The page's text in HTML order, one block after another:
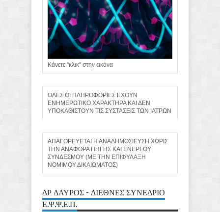
Κάνετε "κλικ" στην εικόνα
ΟΛΕΣ ΟΙ ΠΛΗΡΟΦΟΡΙΕΣ ΕΧΟΥΝ
ΕΝΗΜΕΡΩΤΙΚΟ ΧΑΡΑΚΤΗΡΑ ΚΑΙ ΔΕΝ
ΥΠΟΚΑΘΙΣΤΟΥΝ ΤΙΣ ΣΥΣΤΑΣΕΙΣ ΤΩΝ ΙΑΤΡΩΝ
ΑΠΑΓΟΡΕΥΕΤΑΙ Η ΑΝΑΔΗΜΟΣΙΕΥΣΗ ΧΩΡΙΣ
ΤΗΝ ΑΝΑΦΟΡΑ ΠΗΓΗΣ ΚΑΙ ΕΝΕΡΓΟΥ
ΣΥΝΔΕΣΜΟΥ (ΜΕ ΤΗΝ ΕΠΙΦΥΛΑΞΗ
ΝΟΜΙΜΟΥ ΔΙΚΑΙΩΜΑΤΟΣ)
ΔΡ ΔΑΥΡΟΣ - ΔΙΕΘΝΕΣ ΣΥΝΕΔΡΙΟ
Ε.Ψ.Ψ.Ε.Π.